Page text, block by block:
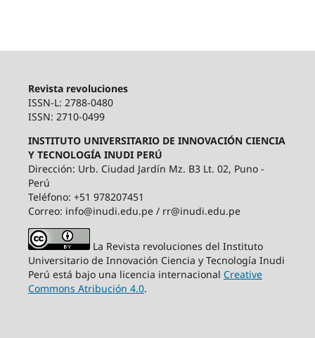
Revista revoluciones
ISSN-L: 2788-0480
ISSN: 2710-0499
INSTITUTO UNIVERSITARIO DE INNOVACIÓN CIENCIA
Y TECNOLOGÍA INUDI PERÚ
Dirección: Urb. Ciudad Jardín Mz. B3 Lt. 02, Puno -
Perú
Teléfono: +51 978207451
Correo: info@inudi.edu.pe / rr@inudi.edu.pe
La Revista revoluciones del Instituto
Universitario de Innovación Ciencia y Tecnología Inudi
Perú está bajo una licencia internacional Creative
Commons Atribución 4.0.